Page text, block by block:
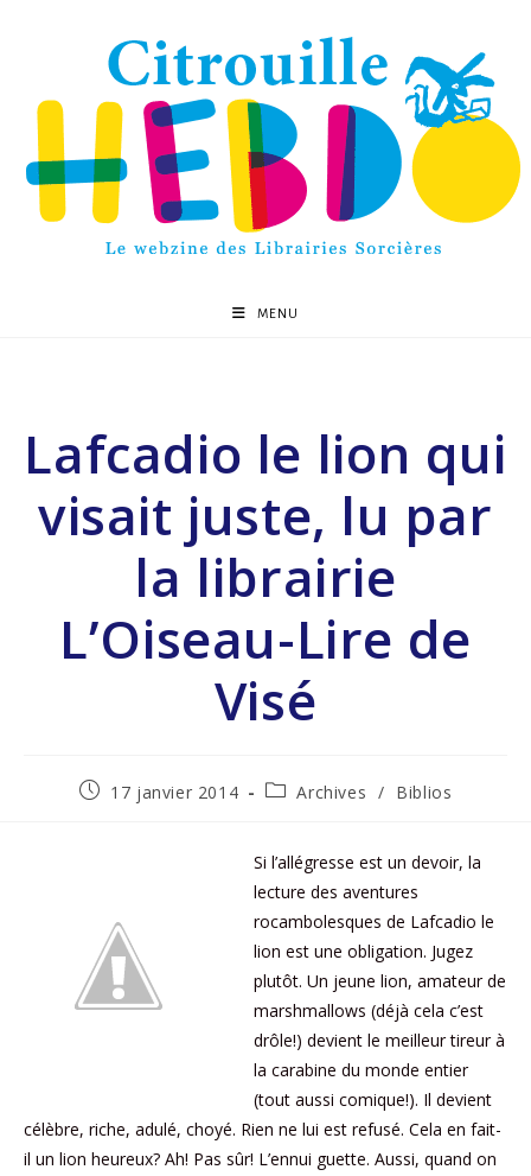
MENU
Lafcadio le lion qui
visait juste, lu par
la librairie
L’Oiseau-Lire de
Visé
17 janvier 2014 Archives / Biblios
Si l’allégresse est un devoir, la
lecture des aventures
rocambolesques de Lafcadio le
lion est une obligation. Jugez
plutôt. Un jeune lion, amateur de
marshmallows (déjà cela c’est
drôle!) devient le meilleur tireur à
la carabine du monde entier
(tout aussi comique!). Il devient
célèbre, riche, adulé, choyé. Rien ne lui est refusé. Cela en fait-
il un lion heureux? Ah! Pas sûr! L’ennui guette. Aussi, quand on